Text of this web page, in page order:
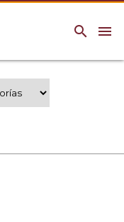
menu
search